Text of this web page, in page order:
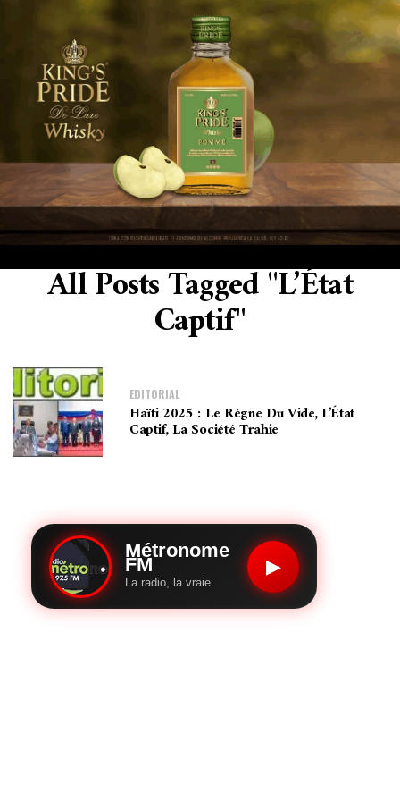
All Posts Tagged "l’État
Captif"
EDITORIAL
Haïti 2025 : Le Règne Du Vide, L’État
Captif, La Société Trahie
Métronome
FM
La radio, la vraie
▶